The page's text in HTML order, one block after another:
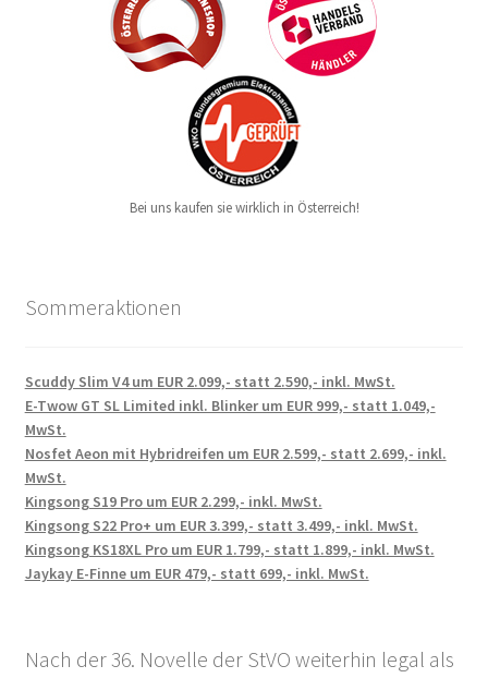
Bei uns kaufen sie wirklich in Österreich!
Sommeraktionen
Scuddy Slim V4 um EUR 2.099,- statt 2.590,- inkl. MwSt.
E-Twow GT SL Limited inkl. Blinker um EUR 999,- statt 1.049,-
MwSt.
Nosfet Aeon mit Hybridreifen um EUR 2.599,- statt 2.699,- inkl.
MwSt.
Kingsong S19 Pro um EUR 2.299,- inkl. MwSt.
Kingsong S22 Pro+ um EUR 3.399,- statt 3.499,- inkl. MwSt.
Kingsong KS18XL Pro um EUR 1.799,- statt 1.899,- inkl. MwSt.
Jaykay E-Finne um EUR 479,- statt 699,- inkl. MwSt.
Nach der 36. Novelle der StVO weiterhin legal als